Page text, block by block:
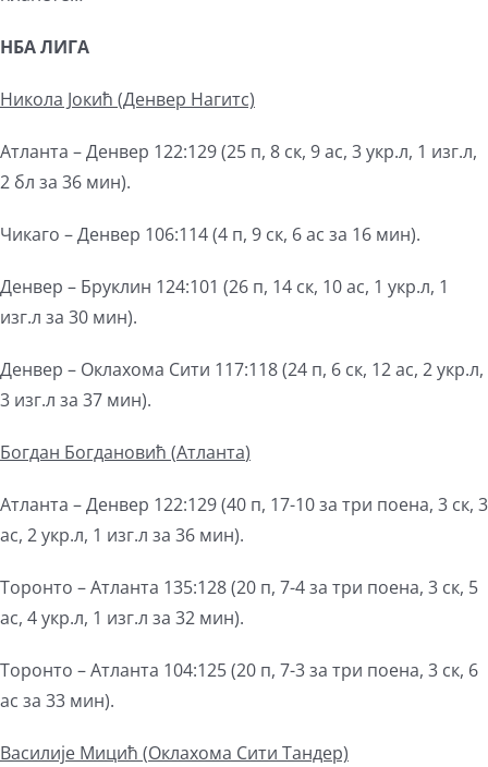
НБА ЛИГА
Никола Јокић (Денвер Нагитс)
Атланта – Денвер 122:129 (25 п, 8 ск, 9 ас, 3 укр.л, 1 изг.л,
2 бл за 36 мин).
Чикаго – Денвер 106:114 (4 п, 9 ск, 6 ас за 16 мин).
Денвер – Бруклин 124:101 (26 п, 14 ск, 10 ас, 1 укр.л, 1
изг.л за 30 мин).
Денвер – Оклахома Сити 117:118 (24 п, 6 ск, 12 ас, 2 укр.л,
3 изг.л за 37 мин).
Богдан Богдановић (Атланта)
Атланта – Денвер 122:129 (40 п, 17-10 за три поена, 3 ск, 3
ас, 2 укр.л, 1 изг.л за 36 мин).
Торонто – Атланта 135:128 (20 п, 7-4 за три поена, 3 ск, 5
ас, 4 укр.л, 1 изг.л за 32 мин).
Торонто – Атланта 104:125 (20 п, 7-3 за три поена, 3 ск, 6
ас за 33 мин).
Василије Мицић (Оклахома Сити Тандер)